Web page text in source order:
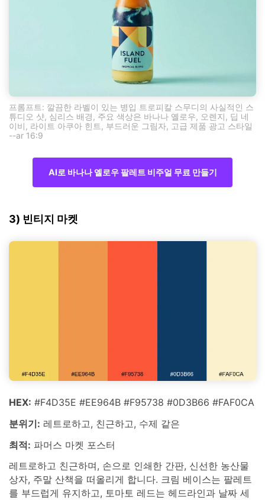
프롬프트: 깔끔한 라벨이 있는 병입 트로피칼 스무디의 사실적인 스
튜디오 샷, 심리스 배경, 주요 색상은 바나나 옐로우, 오렌지, 딥 네
이비, 라이트 아쿠아 힌트, 부드러운 그림자, 고급 제품 광고 스타일
--ar 16:9
AI로 바나나 옐로우 팔레트 비주얼 무료 만들기
3) 빈티지 마켓
HEX: #F4D35E #EE964B #F95738 #0D3B66 #FAF0CA
분위기: 레트로하고, 친근하고, 수제 같은
최적: 파머스 마켓 포스터
레트로하고 친근하며, 손으로 인쇄한 간판, 신선한 농산물
상자, 주말 산책을 떠올리게 합니다. 크림 베이스는 팔레트
를 부드럽게 유지하고, 토마토 레드는 헤드라인과 날짜 세